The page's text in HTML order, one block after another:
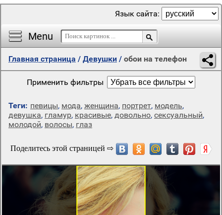
Menu
Язык сайта:
Главная страница / Девушки / обои на телефон
Применить фильтры
Теги: певицы, мода, женщина, портрет, модель,
девушка, гламур, красивые, довольно, сексуальный,
молодой, волосы, глаз